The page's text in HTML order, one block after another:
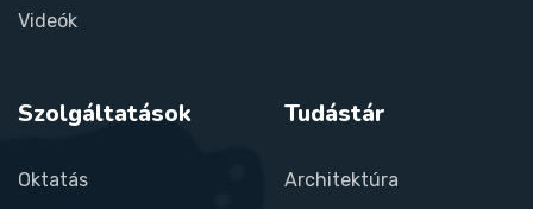
Videók
Szolgáltatások
Oktatás
Tudástár
Architektúra